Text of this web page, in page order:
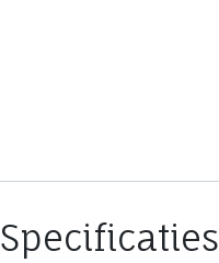
Specificaties